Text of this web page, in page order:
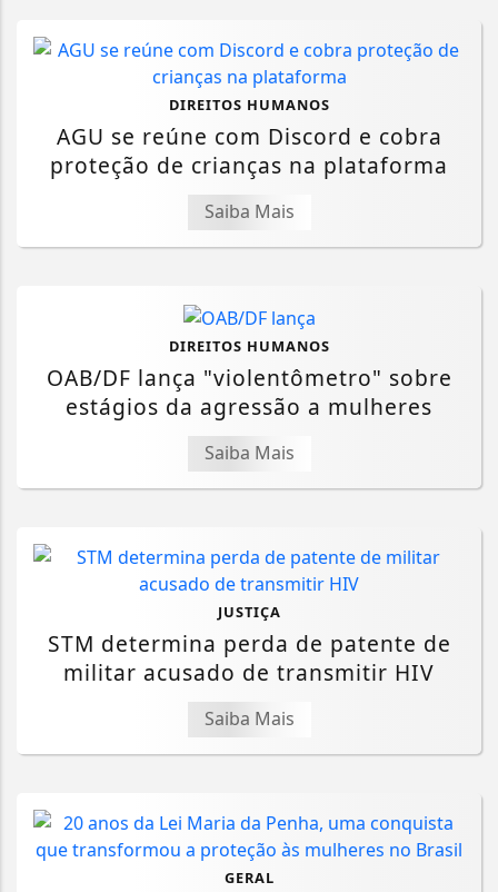
DIREITOS HUMANOS
AGU se reúne com Discord e cobra
proteção de crianças na plataforma
Saiba Mais
DIREITOS HUMANOS
OAB/DF lança "violentômetro" sobre
estágios da agressão a mulheres
Saiba Mais
JUSTIÇA
STM determina perda de patente de
militar acusado de transmitir HIV
Saiba Mais
GERAL